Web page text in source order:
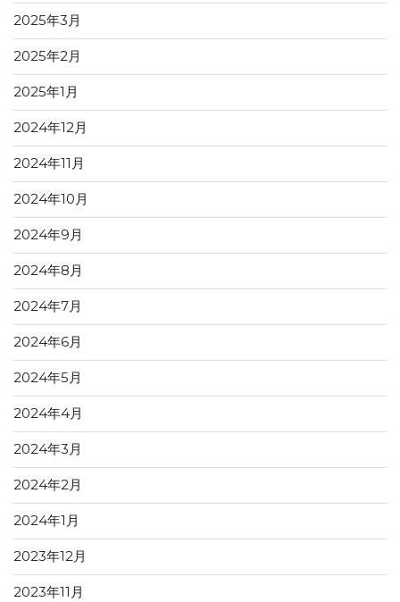
2025年3月
2025年2月
2025年1月
2024年12月
2024年11月
2024年10月
2024年9月
2024年8月
2024年7月
2024年6月
2024年5月
2024年4月
2024年3月
2024年2月
2024年1月
2023年12月
2023年11月